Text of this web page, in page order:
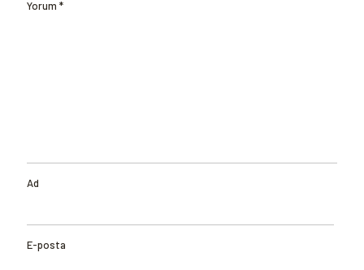
Yorum *
Ad
E-posta